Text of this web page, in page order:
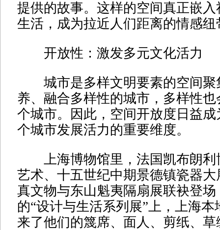
提供的故事。这样的空间真正嵌
生活，成为拉近人们距离的情感纽
开放性：激发多元文化活力
城市是多样文明要素的空间聚
养、融合多样性的城市，多样性
个城市。因此，空间开放度日益
个城市发展活力的重要维度。
上海博物馆里，法国凯布朗利
艺术、十五世纪中期景德镇瓷器
真文物与东山魁夷隔扇展联袂登
的“设计与生活系列展”上，上海
来了他们的篾席、面人、剪纸、